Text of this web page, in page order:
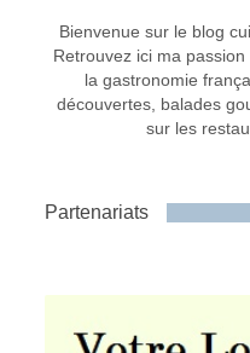
Bienvenue sur le blog
Retrouvez ici ma
la gastronomie
découvertes, balades
sur les
Partenariats